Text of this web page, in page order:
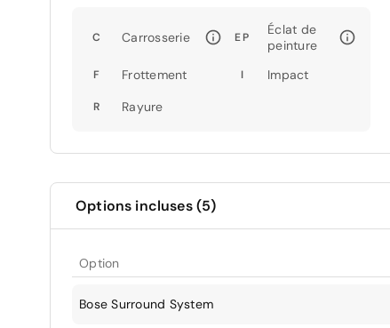
C Carrosserie EP
Éclat de
peinture
F Frottement I Impact
R Rayure
Options incluses (5)
Option
Bose Surround System